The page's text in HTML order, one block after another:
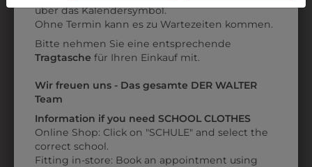
696005101
BAUMWOLL-
LATZSCHÜRZE
3898054
MM
über das Kalendersymbol.
Ohne Termin kann es zu Wartezeiten kommen.
Bitte nehmen Sie eine entsprechende
Tragtasche für Ihren Einkauf mit.
Wir freuen uns - Das gesamte DER WALTER
Team
Information if you need SCHOOL CLOTHES
Online Shop: Click on "SCHULE" and select the
correct school.
Fitting in-store: Book an appointment using
Datenschutzerklärungbzw. im